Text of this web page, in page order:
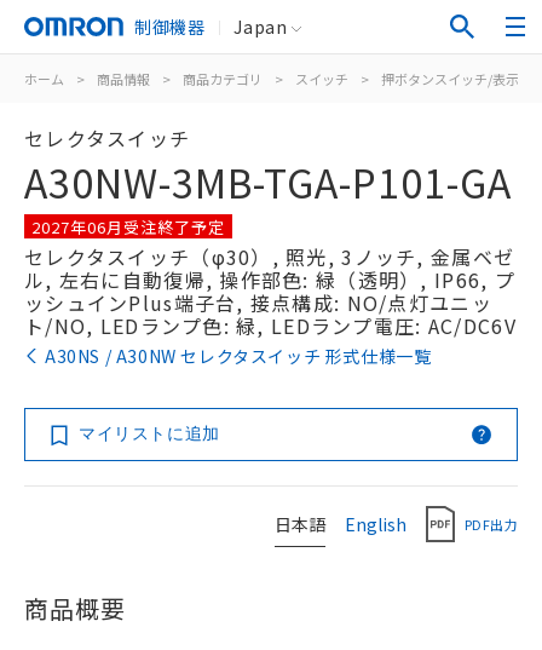
制御機器 Japan
ホーム > 商品情報 > 商品カテゴリ > スイッチ > 押ボタンスイッチ/表示灯
セレクタスイッチ
A30NW-3MB-TGA-P101-GA
2027年06月受注終了予定
セレクタスイッチ（φ30）, 照光, 3ノッチ, 金属ベゼ
ル, 左右に自動復帰, 操作部色: 緑（透明）, IP66, プ
ッシュインPlus端子台, 接点構成: NO/点灯ユニッ
ト/NO, LEDランプ色: 緑, LEDランプ電圧: AC/DC6V
A30NS / A30NW セレクタスイッチ 形式仕様一覧
マイリストに追加
日本語 English PDF出力
商品概要